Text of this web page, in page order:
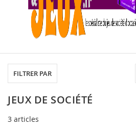
JEUX DE SOCIÉTÉ
3 articles
FILTRER PAR